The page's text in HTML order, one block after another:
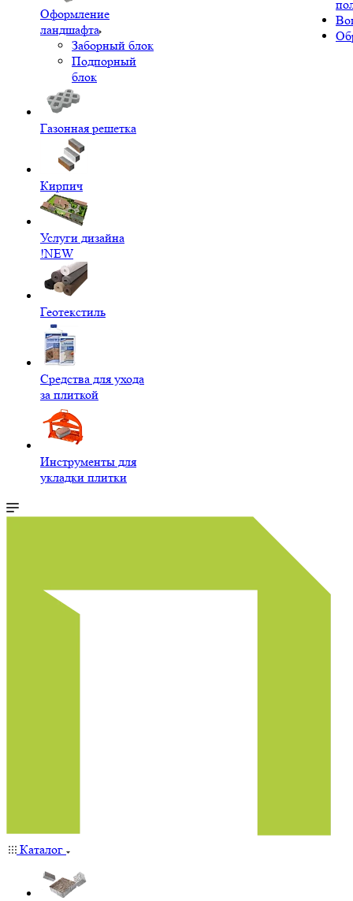
Оформление
ландшафта
Заборный блок
Подпорный
блок
Газонная решетка
Кирпич
Услуги дизайна
!NEW
Геотекстиль
Средства для ухода
за плиткой
Инструменты для
укладки плитки
Каталог